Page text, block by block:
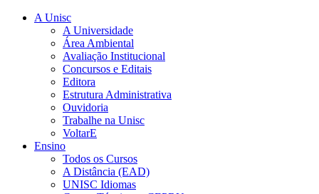
A Unisc
A Universidade
Área Ambiental
Avaliação Institucional
Concursos e Editais
Editora
Estrutura Administrativa
Ouvidoria
Trabalhe na Unisc
VoltarE
Ensino
Todos os Cursos
A Distância (EAD)
UNISC Idiomas